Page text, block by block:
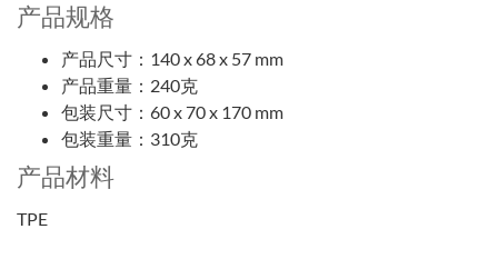
产品规格
产品尺寸：140 x 68 x 57 mm
产品重量：240克
包装尺寸：60 x 70 x 170 mm
包装重量：310克
产品材料
TPE